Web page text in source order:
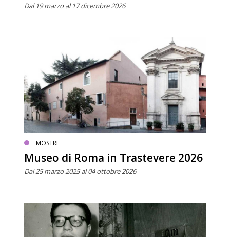
Dal 19 marzo al 17 dicembre 2026
MOSTRE
Museo di Roma in Trastevere 2026
Dal 25 marzo 2025 al 04 ottobre 2026